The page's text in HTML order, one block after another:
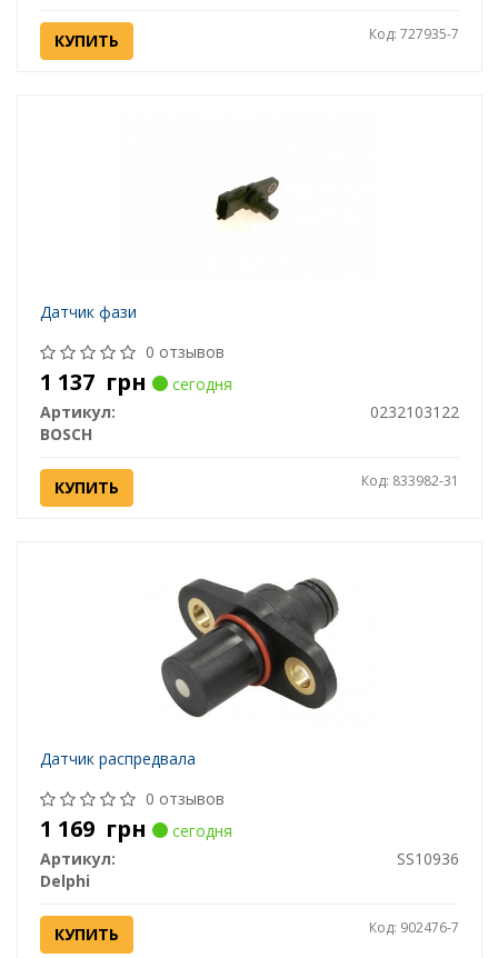
КУПИТЬ Код: 727935-7
Датчик фази
0 отзывов
1 137 грн
сегодня
Артикул:
0232103122
BOSCH
КУПИТЬ Код: 833982-31
Датчик распредвала
0 отзывов
1 169 грн
сегодня
Артикул:
SS10936
Delphi
КУПИТЬ Код: 902476-7